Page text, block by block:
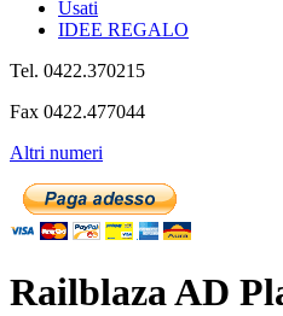
Usati
IDEE REGALO
Tel. 0422.370215
Fax 0422.477044
Altri numeri
Railblaza AD